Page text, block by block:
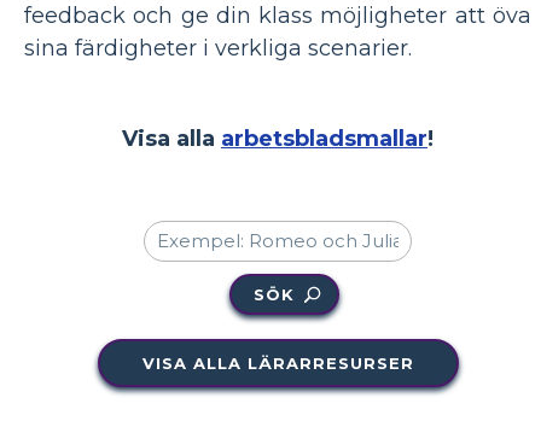
feedback och ge din klass möjligheter att öva
sina färdigheter i verkliga scenarier.
Visa alla arbetsbladsmallar!
SÖK
VISA ALLA LÄRARRESURSER